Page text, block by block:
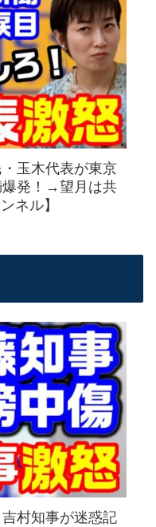
・玉木代表が東京
爆発！→望月は共
ネル】
吉村知事が迷惑記